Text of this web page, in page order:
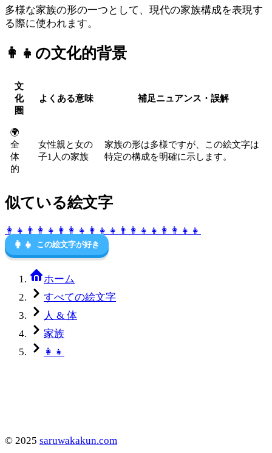
多様な家族の形の一つとして、現代の家族構成を表現す
る際に使われます。
👩‍👧 の文化的背景
文
化
圏
よくある意味 補足ニュアンス・誤解
🌍
全
体
的
女性親と女の
子1人の家族
家族の形は多様ですが、この絵文字は
特定の構成を明確に示します。
似ている絵文字
👩‍👧 👨‍👩‍👧 👩‍👩‍👧 👩‍👧‍👧 👨‍👩‍👧‍👧 👩‍👩‍👧‍👧
👩‍👧 この絵文字が好き
ホーム
すべての絵文字
人 & 体
家族
👩‍👧
© 2025 saruwakakun.com